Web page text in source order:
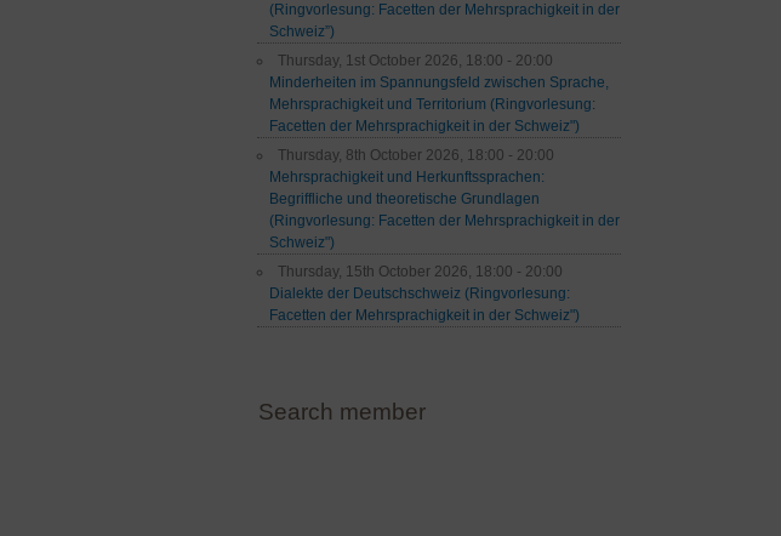
(Ringvorlesung: Facetten der Mehrsprachigkeit in der
Schweiz”)
Thursday, 1st October 2026, 18:00 - 20:00
Minderheiten im Spannungsfeld zwischen Sprache,
Mehrsprachigkeit und Territorium (Ringvorlesung:
Facetten der Mehrsprachigkeit in der Schweiz")
Thursday, 8th October 2026, 18:00 - 20:00
Mehrsprachigkeit und Herkunftssprachen:
Begriffliche und theoretische Grundlagen
(Ringvorlesung: Facetten der Mehrsprachigkeit in der
Schweiz")
Thursday, 15th October 2026, 18:00 - 20:00
Dialekte der Deutschschweiz (Ringvorlesung:
Facetten der Mehrsprachigkeit in der Schweiz")
Search member